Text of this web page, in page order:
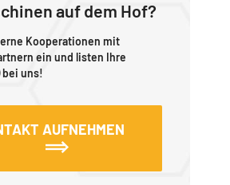
auf dem Hof?
Kooperationen mit
ein und listen Ihre
bei uns!
AUFNEHMEN